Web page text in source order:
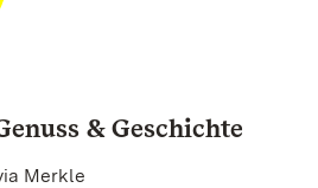
& Geschichte
Merkle